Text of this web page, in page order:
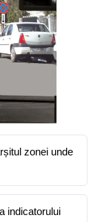
zonei unde
indicatorului